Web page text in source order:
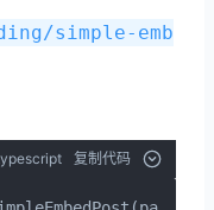
simple-emb
复制代码